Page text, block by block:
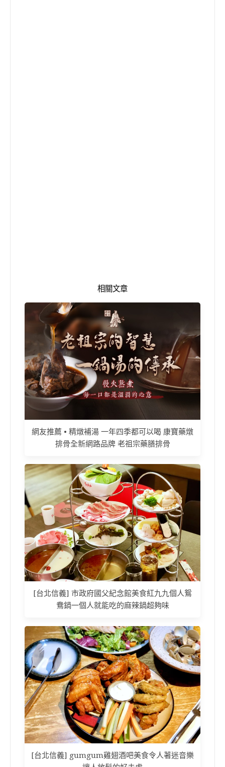
相關文章
網友推薦 • 精燉補湯 一年四季都可以喝 康寶藥燉
排骨全新網路品牌 老祖宗藥膳排骨
[台北信義] 市政府國父紀念館美食紅九九個人鴛
鴦鍋一個人就能吃的麻辣鍋超夠味
[台北信義] gumgum雞翅酒吧美食令人著迷音樂